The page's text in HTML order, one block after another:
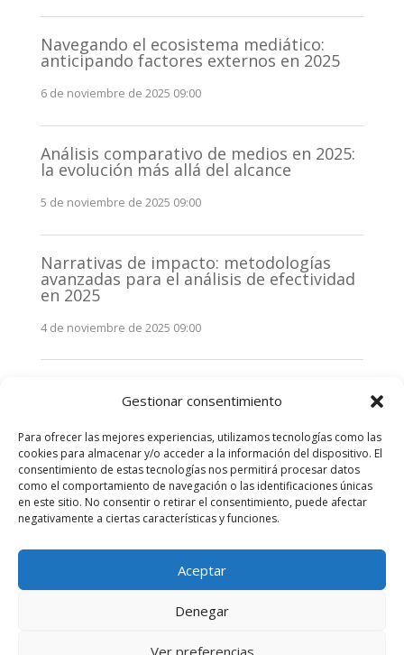
Gestionar consentimiento
Para ofrecer las mejores experiencias, utilizamos tecnologías como las
cookies para almacenar y/o acceder a la información del dispositivo. El
consentimiento de estas tecnologías nos permitirá procesar datos
como el comportamiento de navegación o las identificaciones únicas
en este sitio. No consentir o retirar el consentimiento, puede afectar
negativamente a ciertas características y funciones.
Aceptar
Denegar
Ver preferencias
Navegando el ecosistema mediático:
anticipando factores externos en 2025
6 de noviembre de 2025 09:00
Análisis comparativo de medios en 2025:
la evolución más allá del alcance
5 de noviembre de 2025 09:00
Narrativas de impacto: metodologías
avanzadas para el análisis de efectividad
en 2025
4 de noviembre de 2025 09:00
stakeholders en 2025: La clave de la
3 de noviembre de 2025 09:00
Comentarios recientes
Elegant Themes| Desarrollado por